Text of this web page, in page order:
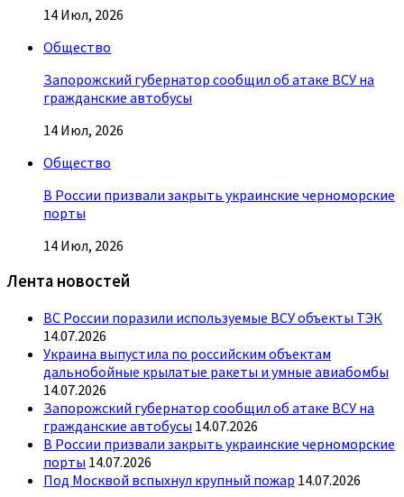
14 Июл, 2026
Общество
Запорожский губернатор сообщил об атаке ВСУ на
гражданские автобусы
14 Июл, 2026
Общество
В России призвали закрыть украинские черноморские
порты
14 Июл, 2026
Лента новостей
ВС России поразили используемые ВСУ объекты ТЭК
14.07.2026
Украина выпустила по российским объектам
дальнобойные крылатые ракеты и умные авиабомбы
14.07.2026
Запорожский губернатор сообщил об атаке ВСУ на
гражданские автобусы 14.07.2026
В России призвали закрыть украинские черноморские
порты 14.07.2026
Под Москвой вспыхнул крупный пожар 14.07.2026